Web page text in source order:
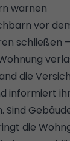
warnen
vor
schließen
die
informiert
Sind
die